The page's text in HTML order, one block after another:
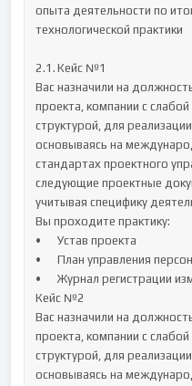
опыта деятельности по
технологической практики
2.1.	Кейс №1
Вас назначили на
проекта, компании с
структурой, для
основываясь на
стандартах проектного
следующие проектные
учитывая специфику
Вы проходите практику:
•	Устав проекта
•	План управления персоналом проекта
•	Журнал регистрации изменений
Кейс №2
Вас назначили на
проекта, компании с
структурой, для
основываясь на